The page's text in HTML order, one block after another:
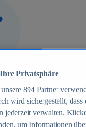
39.000 Online-Shops
Privatsphäre
894 Partner
wird sichergestellt,
jederzeit verwalten.
um Informationen